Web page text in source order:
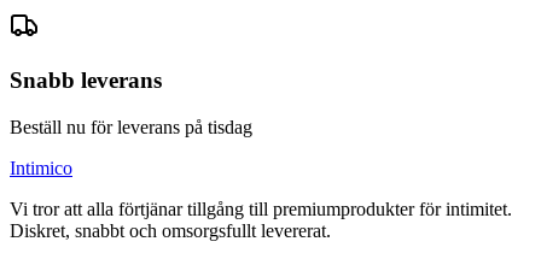
Snabb leverans
Beställ nu för leverans på tisdag
Intimico
Vi tror att alla förtjänar tillgång till premiumprodukter för intimitet.
Diskret, snabbt och omsorgsfullt levererat.